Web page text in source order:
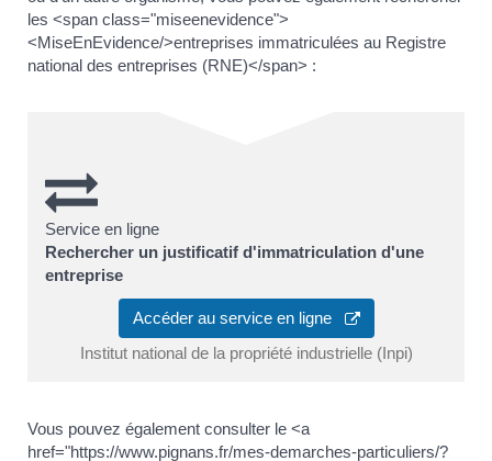
les <span class="miseenevidence">
<MiseEnEvidence/>entreprises immatriculées au Registre
national des entreprises (RNE)</span> :
Service en ligne
Rechercher un justificatif d'immatriculation d'une
entreprise
Accéder au service en ligne
Institut national de la propriété industrielle (Inpi)
Vous pouvez également consulter le <a
href="https://www.pignans.fr/mes-demarches-particuliers/?